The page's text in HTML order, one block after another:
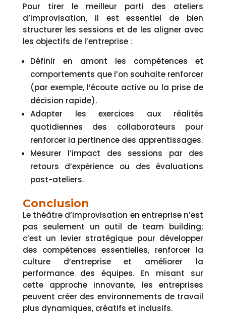
Pour tirer le meilleur parti des ateliers
d’improvisation, il est essentiel de bien
structurer les sessions et de les aligner avec
les objectifs de l’entreprise :
Définir en amont les compétences et
comportements que l’on souhaite renforcer
(par exemple, l’écoute active ou la prise de
décision rapide).
Adapter les exercices aux réalités
quotidiennes des collaborateurs pour
renforcer la pertinence des apprentissages.
Mesurer l’impact des sessions par des
retours d’expérience ou des évaluations
post-ateliers.
Conclusion
Le théâtre d’improvisation en entreprise n’est
pas seulement un outil de team building;
c’est un levier stratégique pour développer
des compétences essentielles, renforcer la
culture d’entreprise et améliorer la
performance des équipes. En misant sur
cette approche innovante, les entreprises
peuvent créer des environnements de travail
plus dynamiques, créatifs et inclusifs.